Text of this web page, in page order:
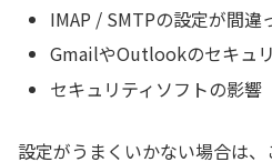
IMAP / SMTPの設定が間違
GmailやOutlookのセキュ
セキュリティソフトの影響
設定がうまくいかない場合は